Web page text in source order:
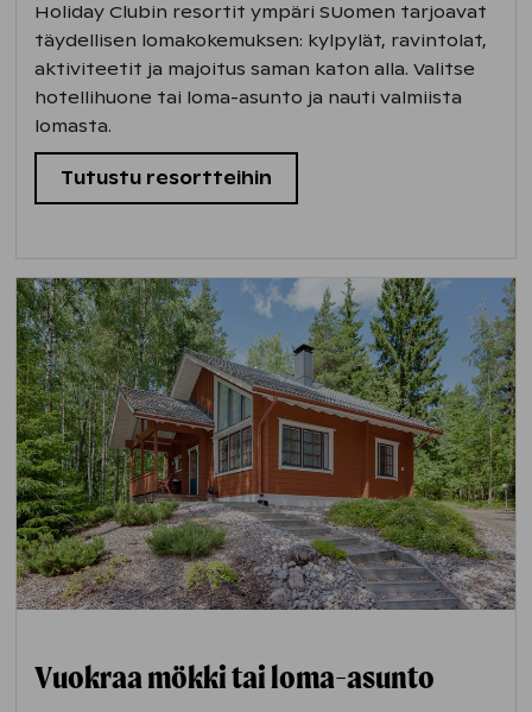
Holiday Clubin resortit ympäri SUomen tarjoavat
täydellisen lomakokemuksen: kylpylät, ravintolat,
aktiviteetit ja majoitus saman katon alla. Valitse
hotellihuone tai loma-asunto ja nauti valmiista
lomasta.
Tutustu resortteihin
Vuokraa mökki tai loma-asunto